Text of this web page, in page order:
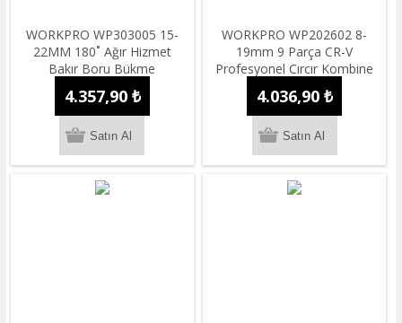
WORKPRO WP303005 15-
22MM 180˚ Ağır Hizmet
Bakır Boru Bükme
4.357,90 ₺
WORKPRO WP202602 8-
19mm 9 Parça CR-V
Profesyonel Cırcır Kombine
Anahtar Takımı + Bez
Taşıma Kılıfı
4.036,90 ₺